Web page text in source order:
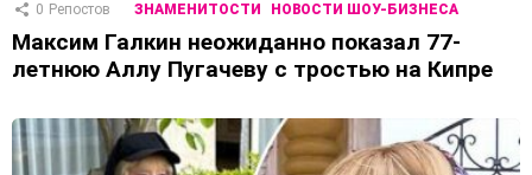
0 Репостов ЗНАМЕНИТОСТИ НОВОСТИ ШОУ-БИЗНЕСА
Максим Галкин неожиданно показал 77-
летнюю Аллу Пугачеву с тростью на Кипре